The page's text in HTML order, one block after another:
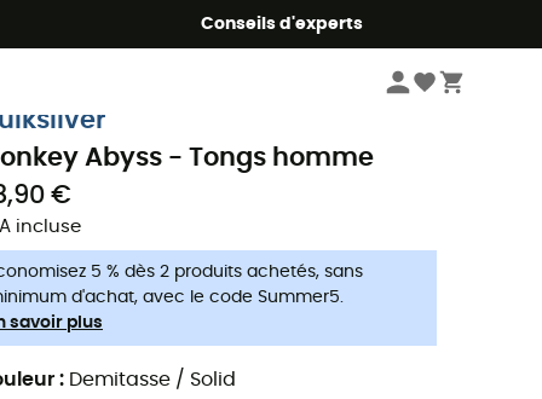
Conseils d'experts
Abyss - Tongs homme
€
incluse
5 % dès 2 produits achetés, sans
d'achat, avec le code Summer5.
savoir plus
: Demitasse / Solid